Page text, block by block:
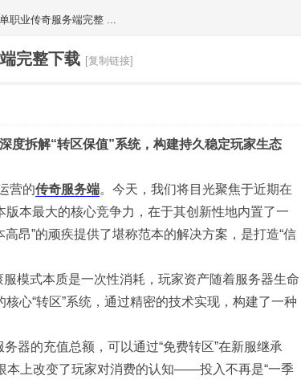
职业传奇服务端完整 ...
完整下载 [复制链接]
度拆解“转区保值”系统，构建持久稳定玩家生态
营的传奇服务端。今天，我们将目光聚焦于近期在
本最大的核心竞争力，在于其创新性地内置了一
昂”的顽疾提供了堪称范本的解决方案，是打造“信
服模式本质是一次性消耗，玩家资产随着服务器生命
核心“转区”系统，通过精密的技术实现，构建了一种
务器的充值总额，可以通过“免费转区”在新服继承
本上改变了玩家对消费的认知——投入不再是“一季